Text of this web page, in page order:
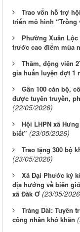
Trao vốn hỗ trợ
triển mô hình “Trồng
Phường Xuân
trước cao điểm mùa
Thăm, động viên
gia huấn luyện đợt 1
Gần 100 cán bộ,
được tuyên truyền,
(22/05/2026)
Hội LHPN xã
biết” (23/05/2026)
Trao tặng 300 bộ
(23/05/2026)
Xã Đại Phước ký
địa hướng về biên
xã Đăk Ơ (23/05/
Trảng Dài: Tuyên
công nhân khó khăn